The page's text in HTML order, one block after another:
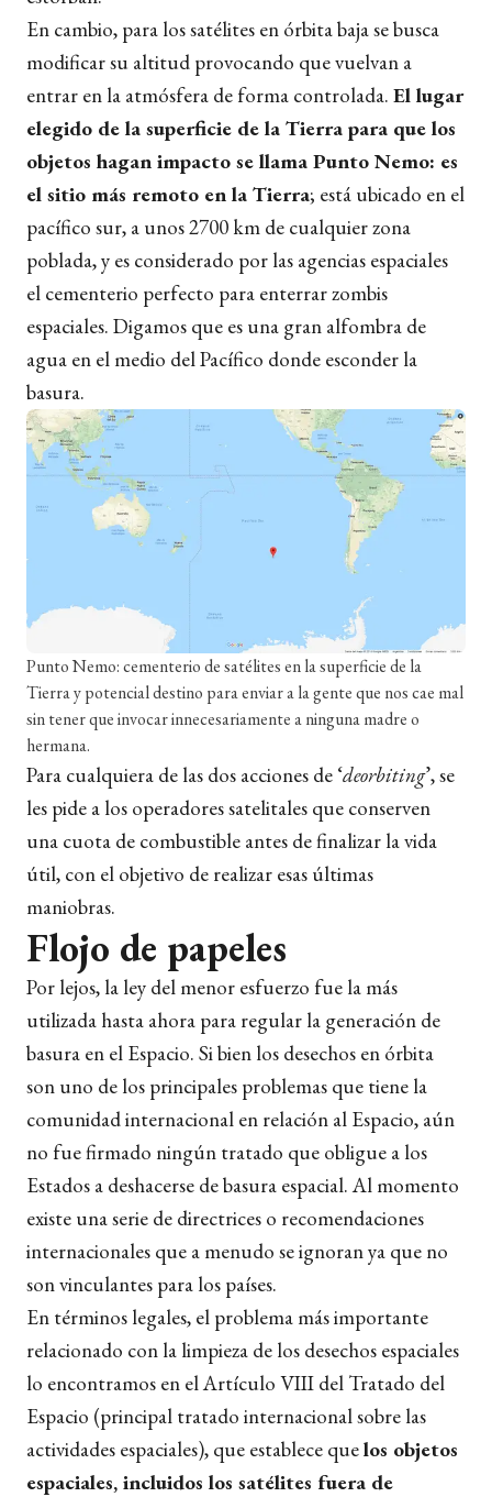
En cambio, para los satélites en órbita baja se busca
modificar su altitud provocando que vuelvan a
entrar en la atmósfera de forma controlada. El lugar
elegido de la superficie de la Tierra para que los
objetos hagan impacto se llama Punto Nemo: es
el sitio más remoto en la Tierra; está ubicado en el
pacífico sur, a unos 2700 km de cualquier zona
poblada, y es considerado por las agencias espaciales
el cementerio perfecto para enterrar zombis
espaciales. Digamos que es una gran alfombra de
agua en el medio del Pacífico donde esconder la
basura.
Punto Nemo: cementerio de satélites en la superficie de la
Tierra y potencial destino para enviar a la gente que nos cae mal
sin tener que invocar innecesariamente a ninguna madre o
hermana.
Para cualquiera de las dos acciones de ‘deorbiting’, se
les pide a los operadores satelitales que conserven
una cuota de combustible antes de finalizar la vida
útil, con el objetivo de realizar esas últimas
maniobras.
Flojo de papeles
Por lejos, la ley del menor esfuerzo fue la más
utilizada hasta ahora para regular la generación de
basura en el Espacio. Si bien los desechos en órbita
son uno de los principales problemas que tiene la
comunidad internacional en relación al Espacio, aún
no fue firmado ningún tratado que obligue a los
Estados a deshacerse de basura espacial. Al momento
existe una serie de directrices o recomendaciones
internacionales que a menudo se ignoran ya que no
son vinculantes para los países.
En términos legales, el problema más importante
relacionado con la limpieza de los desechos espaciales
lo encontramos en el Artículo VIII del Tratado del
Espacio (principal tratado internacional sobre las
actividades espaciales), que establece quelos objetos
espaciales, incluidos los satélites fuera de